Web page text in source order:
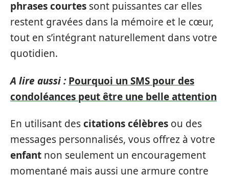
phrases courtes sont puissantes car elles
restent gravées dans la mémoire et le cœur,
tout en s’intégrant naturellement dans votre
quotidien.
A lire aussi : Pourquoi un SMS pour des
condoléances peut être une belle attention
En utilisant descitations célèbres ou des
messages personnalisés, vous offrez à votre
enfant non seulement un encouragement
momentané mais aussi une armure contre